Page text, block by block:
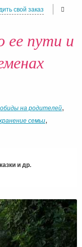
свой заказ
пути и
обиды на родителей,
семьи,
и др.